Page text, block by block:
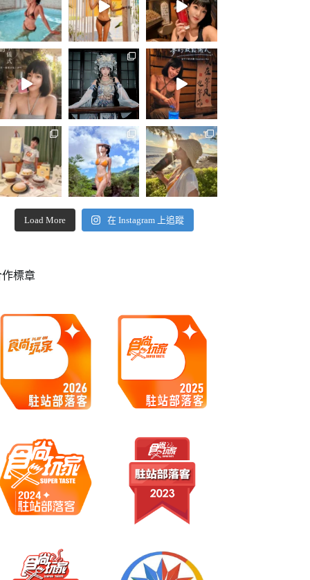
Load More 在 Instagram 上追蹤
作標章